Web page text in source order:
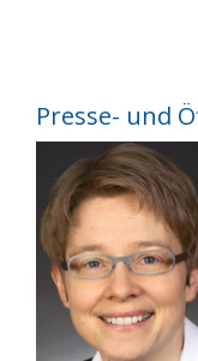
Presse- und